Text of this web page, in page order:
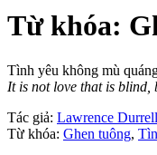
Từ khóa:
Tình yêu không mù
It is not love that is blind,
Tác giả: Lawrence Durrell
Từ khóa: Ghen tuông,